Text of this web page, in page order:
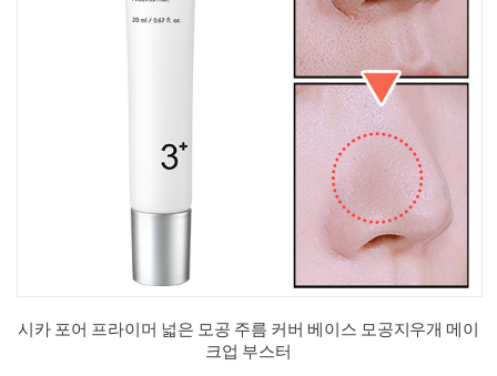
시카 포어 프라이머 넓은 모공 주름 커버 베이스 모공지우개 메이
크업 부스터